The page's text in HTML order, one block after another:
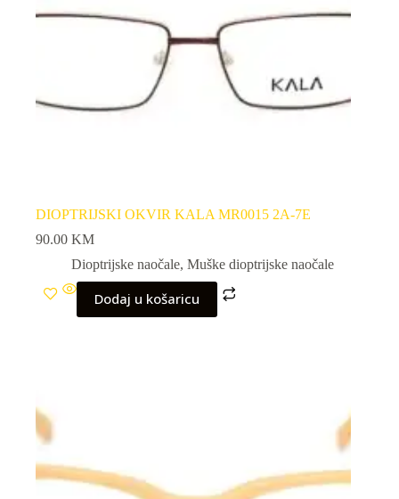
DIOPTRIJSKI OKVIR KALA MR0015 2A-7E
90.00 KM
Dioptrijske naočale, Muške dioptrijske naočale
Dodaj u košaricu